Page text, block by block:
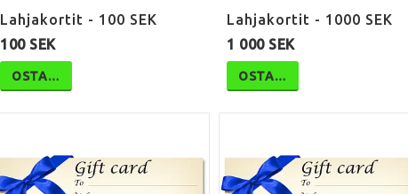
Lahjakortit - 100 SEK
100 SEK
OSTA…
Lahjakortit - 1000 SEK
1 000 SEK
OSTA…